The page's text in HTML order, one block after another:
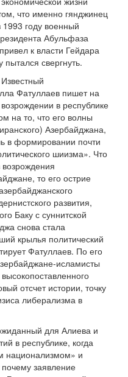
что именно гянджинец
1993 году военный
Абульфаза
к власти Гейдара
пытался свергнуть.
Фатуллаев пишет на
в республике
на то, что его волны
Азербайджана,
в формировании почти
шиизма». Что
то его острие
развития,
Баку с суннитской
снова стала
крылья политический
Фатуллаев. По его
исламисты
отсчет истории, точку
либерализма в
для Алиева и
в республике, когда
национализмом» и
заявление